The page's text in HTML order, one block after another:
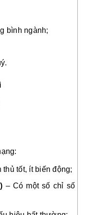
bình ngành;
thủ tốt, ít biến động;
– Có một số chỉ số